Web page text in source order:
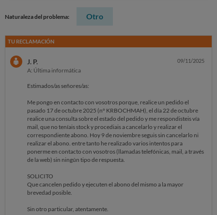
Naturaleza del problema: Otro
TU RECLAMACIÓN
J. P.
A: Última informática
09/11/2025
Estimados/as señores/as:
Me pongo en contacto con vosotros porque, realice un pedido el
pasado 17 de octubre 2025 (n° KRBOCHMAH), el día 22 de octubre
realice una consulta sobre el estado del pedido y me respondisteis vía
mail, que no teníais stock y procediais a cancelarlo y realizar el
correspondiente abono. Hoy 9 de noviembre seguis sin cancelarlo ni
realizar el abono. entre tanto he realizado varios intentos para
ponerme en contacto con vosotros (llamadas telefónicas, mail, a través
de la web) sin ningún tipo de respuesta.
SOLICITO
Que cancelen pedido y ejecuten el abono del mismo a la mayor
brevedad posible.
Sin otro particular, atentamente.